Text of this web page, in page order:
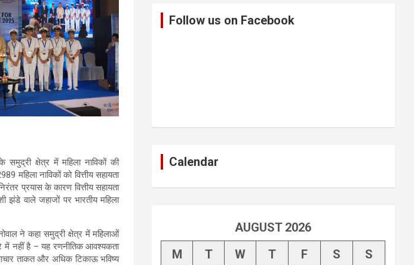
क्षेत्र में महिला नाविकों की
नाविकों को वित्तीय सहायता
प्रयास के कारण वित्तीय सहायता
वाले जहाजों पर भारतीय महिला
ने कहा समुद्री क्षेत्र में महिलाओं
में नहीं है – यह रणनीतिक आवश्यकता
ताकत और अधिक टिकाऊ भविष्य
Follow us on Facebook
Calendar
AUGUST 2026
M
T W T F S
S